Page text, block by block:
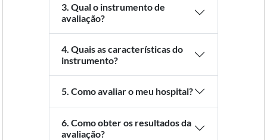
3. Qual o instrumento de
avaliação?
4. Quais as características do
instrumento?
5. Como avaliar o meu hospital?
6. Como obter os resultados da
avaliação?